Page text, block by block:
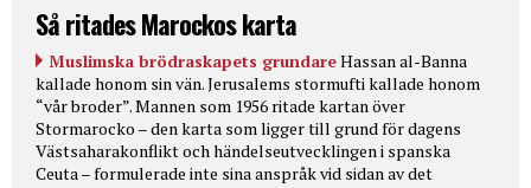
Så ritades Marockos karta
Muslimska brödraskapets grundareHassan al-Banna
kallade honom sin vän. Jerusalems stormufti kallade honom
“vår broder”. Mannen som 1956 ritade kartan över
Stormarocko – den karta som ligger till grund för dagens
Västsaharakonflikt och händelseutvecklingen i spanska
Ceuta – formulerade inte sina anspråk vid sidan av det